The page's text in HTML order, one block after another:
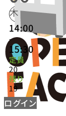
木
14:00
-
15:30
定員
20
残り
19
ログイン